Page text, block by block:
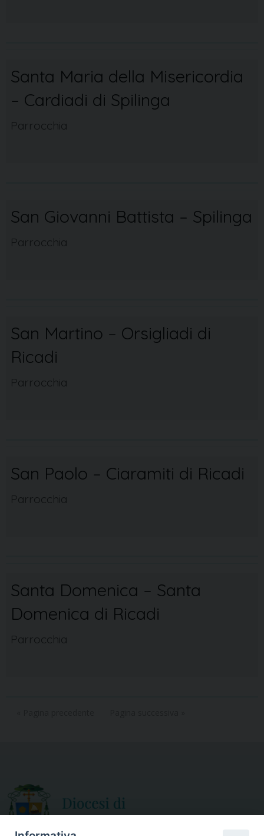
Santa Maria della Misericordia
– Cardiadi di Spilinga
Parrocchia
San Giovanni Battista – Spilinga
Parrocchia
San Martino – Orsigliadi di
Ricadi
Parrocchia
San Paolo – Ciaramiti di Ricadi
Parrocchia
Santa Domenica – Santa
Domenica di Ricadi
Parrocchia